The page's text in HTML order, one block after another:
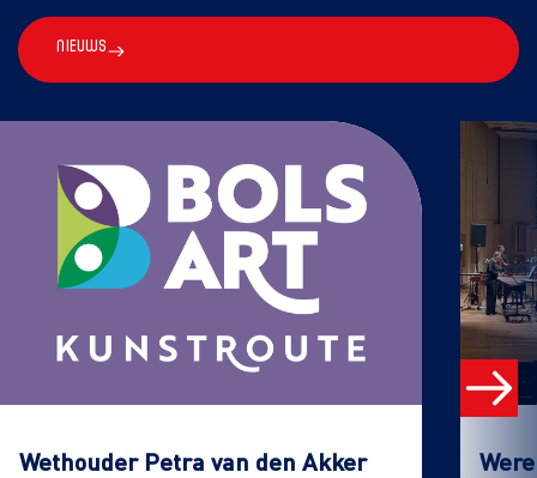
Nieuws
Wethouder Petra van den Akker